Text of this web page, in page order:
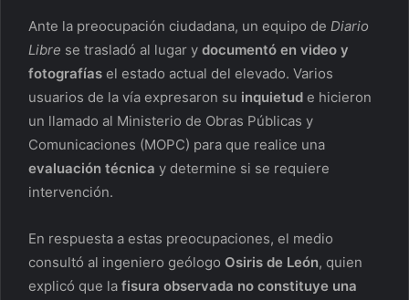
Ante la preocupación ciudadana, un equipo de Diario
Libre se trasladó al lugar y documentó en video y
fotografías el estado actual del elevado. Varios
usuarios de la vía expresaron su inquietud e hicieron
un llamado al Ministerio de Obras Públicas y
Comunicaciones (MOPC) para que realice una
evaluación técnica y determine si se requiere
intervención.
En respuesta a estas preocupaciones, el medio
consultó al ingeniero geólogo Osiris de León, quien
explicó que la fisura observada no constituye una